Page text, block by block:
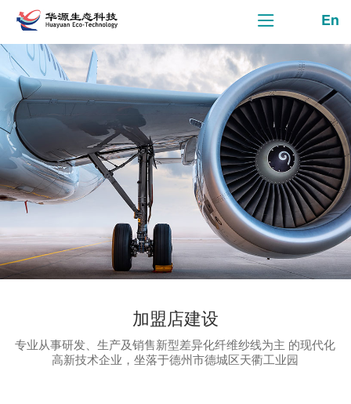
En
加盟店建设
专业从事研发、生产及销售新型差异化纤维纱线为主 的现代化
高新技术企业，坐落于德州市德城区天衢工业园